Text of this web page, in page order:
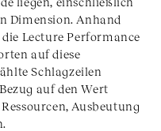
Dimension. Anhand
Lecture Performance
auf diese
Schlagzeilen
auf den Wert
Ausbeutung